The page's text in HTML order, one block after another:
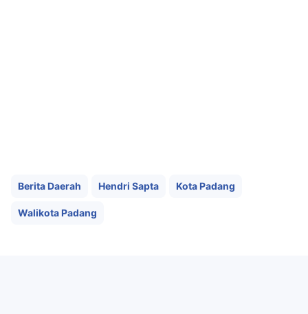
Berita Daerah Hendri Sapta Kota Padang
Walikota Padang